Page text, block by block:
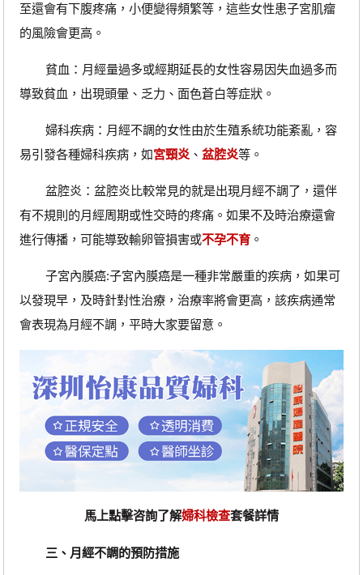
至還會有下腹疼痛，小便變得頻繁等，這些女性患子宮肌瘤
的風險會更高。
貧血：月經量過多或經期延長的女性容易因失血過多而
導致貧血，出現頭暈、乏力、面色蒼白等症狀。
婦科疾病：月經不調的女性由於生殖系統功能紊亂，容
易引發各種婦科疾病，如宮頸炎、 盆腔炎等。
盆腔炎：盆腔炎比較常見的就是出現月經不調了，還伴
有不規則的月經周期或性交時的疼痛。如果不及時治療還會
進行傳播，可能導致輸卵管損害或不孕不育。
子宮內膜癌:子宮內膜癌是一種非常嚴重的疾病，如果可
以發現早，及時針對性治療，治療率將會更高，該疾病通常
會表現為月經不調，平時大家要留意。
馬上點擊咨詢了解婦科檢查套餐詳情
三、 月經不調的預防措施